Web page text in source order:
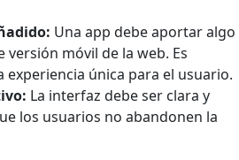
Una app debe aportar algo
versión móvil de la web. Es
experiencia única para el usuario.
La interfaz debe ser clara y
los usuarios no abandonen la